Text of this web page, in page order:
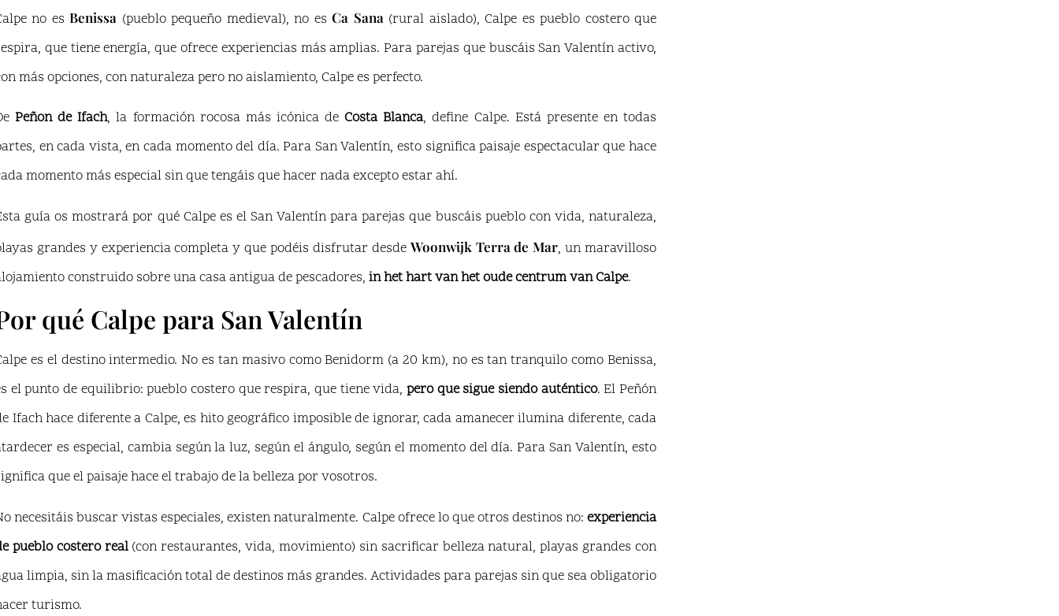
no esBenissa (pueblo pequeño medieval), no esCa Sana(rural aislado), Calpe es pueblo costero que
que tiene energía, que ofrece experiencias más amplias. Para parejas que buscáis San Valentín activo,
más opciones, con naturaleza pero no aislamiento, Calpe es perfecto.
Peñon de Ifach, la formación rocosa más icónica deCosta Blanca, define Calpe. Está presente en todas
en cada vista, en cada momento del día. Para San Valentín, esto significa paisaje espectacular que hace
momento más especial sin que tengáis que hacer nada excepto estar ahí.
guía os mostrará por qué Calpe es el San Valentín para parejas que buscáis pueblo con vida, naturaleza,
grandes y experiencia completa y que podéis disfrutar desde Woonwijk Terra de Mar, un maravilloso
construido sobre una casa antigua de pescadores, in het hart van het oude centrum van Calpe.
qué Calpe para San Valentín
es el destino intermedio. No es tan masivo como Benidorm (a 20 km), no es tan tranquilo como Benissa,
el punto de equilibrio: pueblo costero que respira, que tiene vida, pero que sigue siendo auténtico. El Peñón
Ifach hace diferente a Calpe, es hito geográfico imposible de ignorar, cada amanecer ilumina diferente, cada
es especial, cambia según la luz, según el ángulo, según el momento del día. Para San Valentín, esto
que el paisaje hace el trabajo de la belleza por vosotros.
necesitáis buscar vistas especiales, existen naturalmente. Calpe ofrece lo que otros destinos no: experiencia
pueblo costero real(con restaurantes, vida, movimiento) sin sacrificar belleza natural, playas grandes con
limpia, sin la masificación total de destinos más grandes. Actividades para parejas sin que sea obligatorio
turismo.